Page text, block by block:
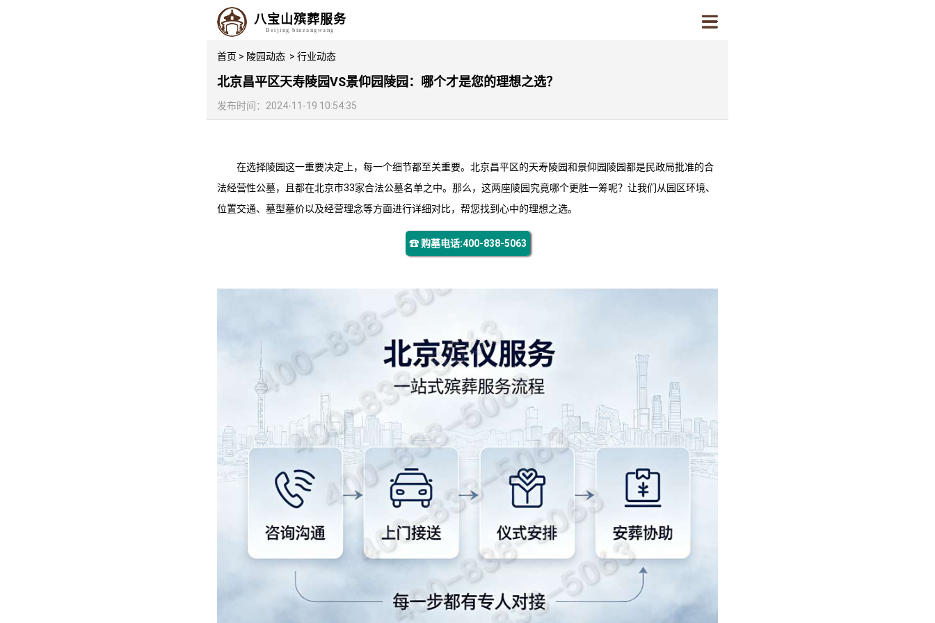
八宝山殡葬服务
Beijing binzangwang
首页 > 陵园动态 > 行业动态
北京昌平区天寿陵园VS景仰园陵园：哪个才是您的理想之选？‌
发布时间：2024-11-19 10:54:35
在选择陵园这一重要决定上，每一个细节都至关重要。北京昌平区的天寿陵园和景仰园陵园都是民政局批准的合
法经营性公墓，且都在北京市33家合法公墓名单之中。那么，这两座陵园究竟哪个更胜一筹呢？让我们从园区环境、
位置交通、墓型墓价以及经营理念等方面进行详细对比，帮您找到心中的理想之选。
☎ 购墓电话:400-838-5063